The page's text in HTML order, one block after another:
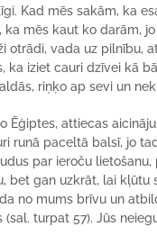
Kad mēs sakām, ka
mēs kaut ko darām,
otrādi, vada uz pilnību,
ka iziet cauri dzīvei kā
riņķo ap sevi un
Ēģiptes, attiecas
runā paceltā balsī, jo
par ieroču
bet gan uzkrāt, lai
no mums brīvu un
turpat 57). Jūs